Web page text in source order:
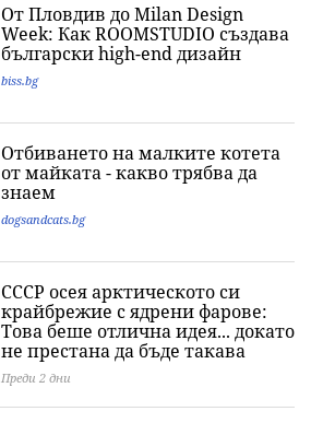
От Пловдив до Milan Design
Week: Как ROOMSTUDIO създава
български high-end дизайн
biss.bg
Отбиването на малките котета
от майката - какво трябва да
знаем
dogsandcats.bg
СССР осея арктическото си
крайбрежие с ядрени фарове:
Това беше отлична идея... докато
не престана да бъде такава
Преди 2 дни